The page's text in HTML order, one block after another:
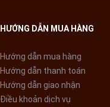
HƯỚNG DẪN MUA HÀNG
Hướng dẫn mua hàng
Hướng dẫn thanh toán
Hướng dẫn giao nhận
Điều khoản dịch vụ